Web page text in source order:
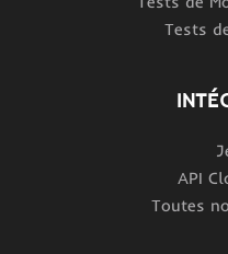
Tests
API
Toutes